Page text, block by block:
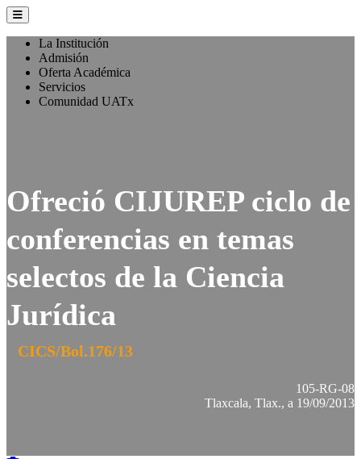
La Institución
Admisión
Oferta Académica
Servicios
Comunidad UATx
Ofreció CIJUREP ciclo de
conferencias en temas
selectos de la Ciencia
Jurídica
CICS/Bol.176/13
105-RG-08
Tlaxcala, Tlax., a 19/09/2013